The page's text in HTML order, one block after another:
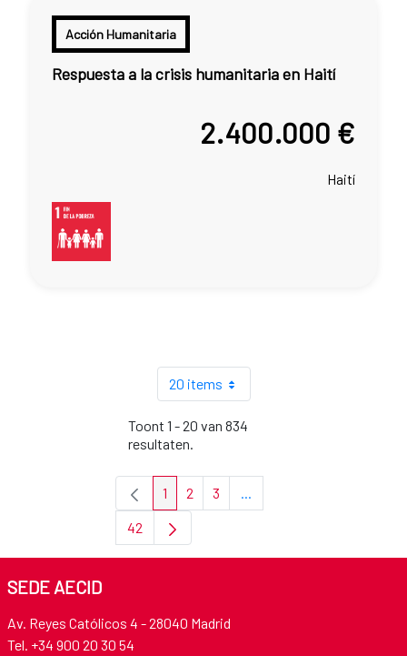
Acción Humanitaria
Respuesta a la crisis humanitaria en Haití
2.400.000 €
Haití
20 items
Toont 1 - 20 van 834
resultaten.
Pagina
1 Pagina
2 Pagina
3
Tussenpagina's Gebruik
Pagina
42
SEDE AECID
Av. Reyes Católicos 4 - 28040 Madrid
Tel. +34 900 20 30 54